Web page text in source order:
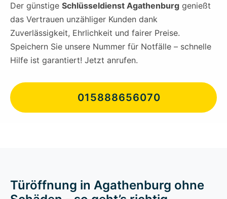
Der günstige Schlüsseldienst Agathenburg genießt
das Vertrauen unzähliger Kunden dank
Zuverlässigkeit, Ehrlichkeit und fairer Preise.
Speichern Sie unsere Nummer für Notfälle – schnelle
Hilfe ist garantiert! Jetzt anrufen.
015888656070
Türöffnung in Agathenburg ohne